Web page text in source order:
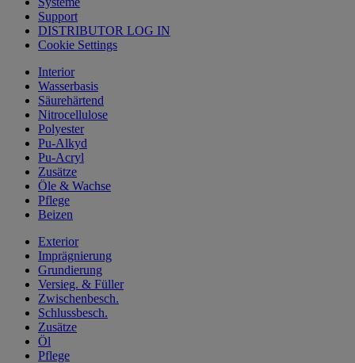
Support
DISTRIBUTOR LOG IN
Cookie Settings
Interior
Wasserbasis
Säurehärtend
Nitrocellulose
Polyester
Pu-Alkyd
Pu-Acryl
Zusätze
Öle & Wachse
Pflege
Beizen
Exterior
Imprägnierung
Grundierung
Versieg. & Füller
Zwischenbesch.
Schlussbesch.
Zusätze
Öl
Pflege